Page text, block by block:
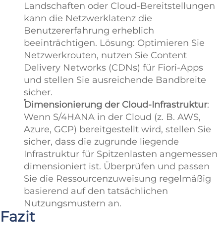
Landschaften oder Cloud-Bereitstellungen
kann die Netzwerklatenz die
Benutzererfahrung erheblich
beeinträchtigen. Lösung: Optimieren Sie
Netzwerkrouten, nutzen Sie Content
Delivery Networks (CDNs) für Fiori-Apps
und stellen Sie ausreichende Bandbreite
sicher.
Dimensionierung der Cloud-Infrastruktur:
Wenn S/4HANA in der Cloud (z. B. AWS,
Azure, GCP) bereitgestellt wird, stellen Sie
sicher, dass die zugrunde liegende
Infrastruktur für Spitzenlasten angemessen
dimensioniert ist. Überprüfen und passen
Sie die Ressourcenzuweisung regelmäßig
basierend auf den tatsächlichen
Nutzungsmustern an.
Fazit